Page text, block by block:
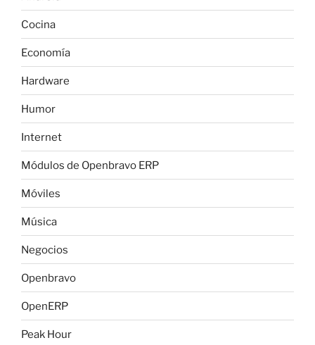
Cocina
Economía
Hardware
Humor
Internet
Módulos de Openbravo ERP
Móviles
Música
Negocios
Openbravo
OpenERP
Peak Hour